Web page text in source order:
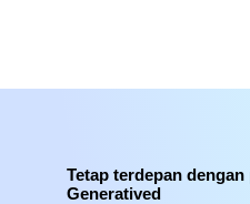
Tetap terdepan dengan
Generatived